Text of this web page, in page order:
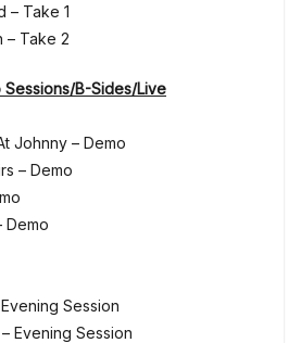
– Take 1
– Take 2
Sessions/B-Sides/Live
Johnny – Demo
– Demo
Demo
Session
Evening Session